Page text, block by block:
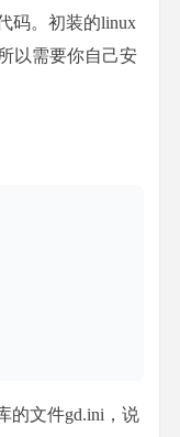
码。初装的linux
以需要你自己安
的文件gd.ini，说